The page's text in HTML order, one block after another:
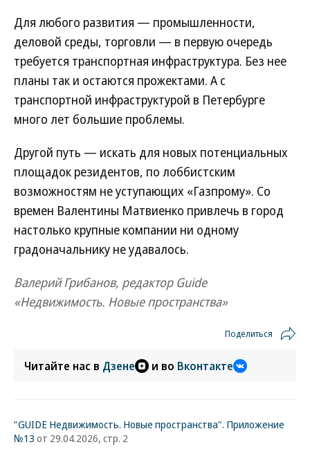
Для любого развития — промышленности,
деловой среды, торговли — в первую очередь
требуется транспортная инфраструктура. Без нее
планы так и остаются прожектами. А с
транспортной инфраструктурой в Петербурге
много лет большие проблемы.
Другой путь — искать для новых потенциальных
площадок резидентов, по лоббистским
возможностям не уступающих «Газпрому». Со
времен Валентины Матвиенко привлечь в город
настолько крупные компании ни одному
градоначальнику не удавалось.
Валерий Грибанов, редактор Guide
«Недвижимость. Новые пространства»
Поделиться
Читайте нас в Дзене и во Вконтакте
"GUIDE Недвижимость. Новые пространства". Приложение
№13 от 29.04.2026, стр. 2